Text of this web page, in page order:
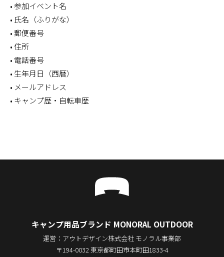
• 参加イベント名
• 氏名（ふりがな）
• 郵便番号
• 住所
• 電話番号
• 生年月日（西暦）
• メールアドレス
• キャンプ歴・自転車歴
キャンプ用品ブランド MONORAL OUTDOOR
運営：アウトデザイン株式会社 モノラル事業部
〒194-0032 東京都町田市本町田1833-4